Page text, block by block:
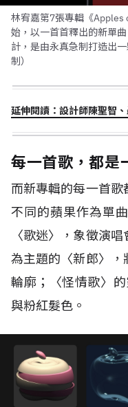
林宥嘉第7張專輯《Apples
始，以一首首釋出的新單
計，是由永真急制打造出
制）
延伸閱讀：設計師陳聖智
每一首歌，都是
而新專輯的每一首
不同的蘋果作為單
〈歌迷〉，象徵演
為主題的〈新郎〉
輪廓；〈怪情歌〉
與粉紅髮色。